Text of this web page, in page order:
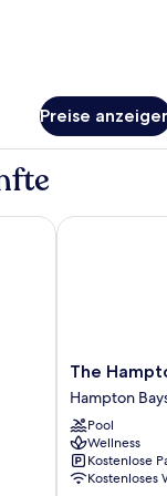
Preise
The
Hampton
Maid
Hampton
Bays
The
Hampton
Pool
Wellness
Kostenlose
Kostenloses
The Hampton